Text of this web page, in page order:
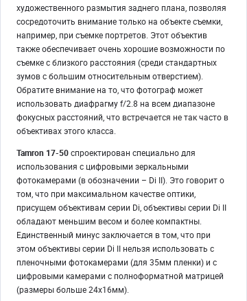
художественного размытия заднего плана, позволяя
сосредоточить внимание только на объекте съемки,
например, при съемке портретов. Этот объектив
также обеспечивает очень хорошие возможности по
съемке с близкого расстояния (среди стандартных
зумов с большим относительным отверстием).
Обратите внимание на то, что фотограф может
использовать диафрагму f/2.8 на всем диапазоне
фокусных расстояний, что встречается не так часто в
объективах этого класса.
Tamron 17-50спроектирован специально для
использования с цифровыми зеркальными
фотокамерами (в обозначении – Di II). Это говорит о
том, что при максимальном качестве оптики,
присущем объективам серии Di, объективы серии Di II
обладают меньшим весом и более компактны.
Единственный минус заключается в том, что при
этом объективы серии Di II нельзя использовать с
пленочными фотокамерами (для 35мм пленки) и с
цифровыми камерами с полноформатной матрицей
(размеры больше 24x16мм).